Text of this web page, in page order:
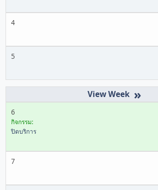
4
5
»
6
กิจกรรม:
ปิดบริการ
7